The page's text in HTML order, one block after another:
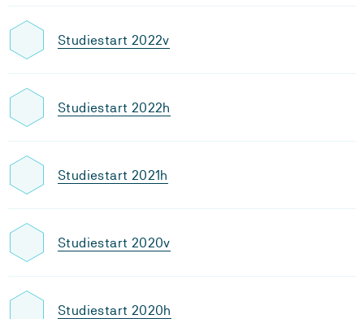
Studiestart 2022v
Studiestart 2022h
Studiestart 2021h
Studiestart 2020v
Studiestart 2020h